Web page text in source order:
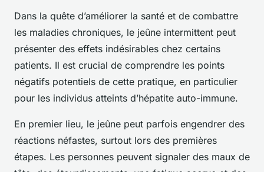
Dans la quête d’améliorer la santé et de combattre
les maladies chroniques, le jeûne intermittent peut
présenter des effets indésirables chez certains
patients. Il est crucial de comprendre les points
négatifs potentiels de cette pratique, en particulier
pour les individus atteints d’hépatite auto-immune.
En premier lieu, le jeûne peut parfois engendrer des
réactions néfastes, surtout lors des premières
étapes. Les personnes peuvent signaler des maux de